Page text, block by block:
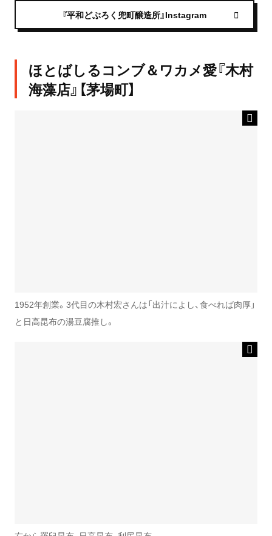
『平和どぶろく兜町醸造所』Instagram
ほとばしるコンブ＆ワカメ愛『木村
海藻店』【茅場町】
1952年創業。3代目の木村宏さんは「出汁によし、食べれば肉厚」
と日高昆布の湯豆腐推し。